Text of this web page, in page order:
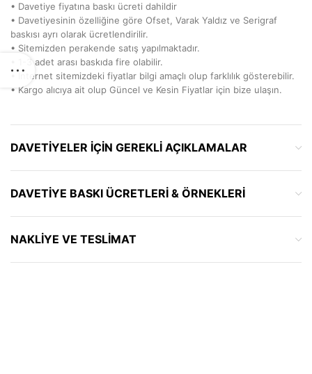
• Davetiye fiyatına baskı ücreti dahildir
• Davetiyesinin özelliğine göre Ofset, Varak Yaldız ve Serigraf
baskısı ayrı olarak ücretlendirilir.
• Sitemizden perakende satış yapılmaktadır.
• 1-3 adet arası baskıda fire olabilir.
• İnternet sitemizdeki fiyatlar bilgi amaçlı olup farklılık gösterebilir.
• Kargo alıcıya ait olup Güncel ve Kesin Fiyatlar için bize ulaşın.
DAVETIYELER IÇIN GEREKLI AÇIKLAMALAR
DAVETIYE BASKI ÜCRETLERI & ÖRNEKLERI
NAKLIYE VE TESLIMAT